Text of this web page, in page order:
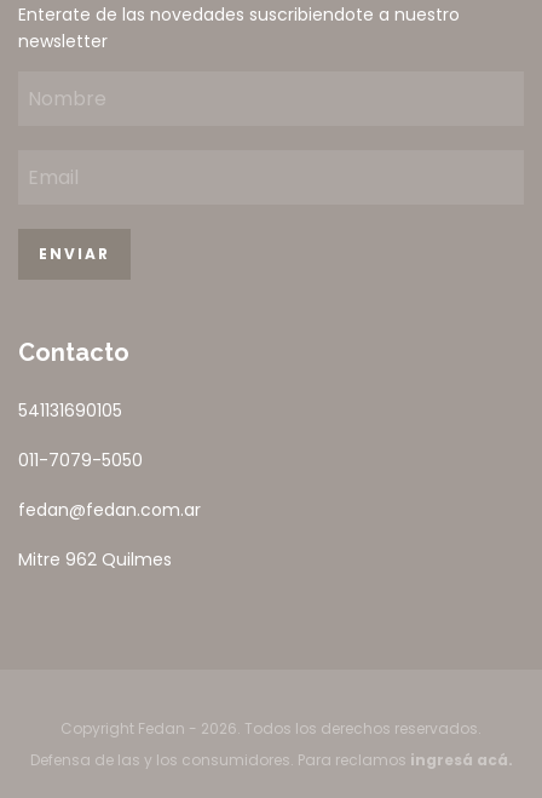
Enterate de las novedades suscribiendote a nuestro
newsletter
Contacto
541131690105
011-7079-5050
fedan@fedan.com.ar
Mitre 962 Quilmes
Copyright Fedan - 2026. Todos los derechos reservados.
Defensa de las y los consumidores. Para reclamos ingresá acá.